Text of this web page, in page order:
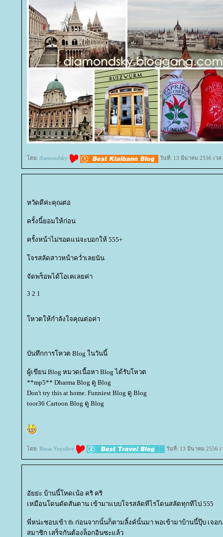
ดย: diamondsky วันที่: 13 มีนาคม 2556 เวล
หวัดดีค่ะคุณต่อ
ครั้งนี้ยอมให้ก่อน
ครั้งหน้าไม่รอดแน่จะบอกให้ 555+
จรสลัดสาวหน้าคว่ำเลยนัน
จัดพร็อพได้โอเคเลยค่า
3 2 1
หวตให้กำลังใจคุณต่อค่า
บันทึกการโหวต Blog ในวันนี้
ผู้เขียน Blog หมวดเนื้อหา Blog ได้รับโหวต
**mp5** Dharma Blog ดู Blog
Don't try this at home. Funniest Blog ดู Blog
toor36 Cartoon Blog ดู Blog
ดย: Rinsa Yoyolive วันที่: 13 มีนาคม 2556 เ
อัยย่ะ บ้านนี้โหดเน้อ คริ คริ
เหมือนโดนดัดสันดาน เข้ามาแบบโจรสลัดทีไรโดนสลัดทุกทีไป 555
พี่หน่ะชอบเข้า fb ก่อนจากนั้นก็ตามลิ้งค์นั้นมา พอเข้ามาบ้านนี้ปุ๊บ เจอ
สมาชิก เสร็จกันต้องล็อกอินซะแล้ว